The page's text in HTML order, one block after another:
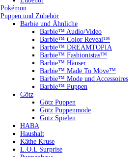
Pokémon
Puppen und Zubehör
Barbie und Ähnliche
Barbie™ Audio/Video
Barbie™ Color Reveal™
Barbie™ DREAMTOPIA
Barbie™ Fashionistas™
Barbie™ Häuser
Barbie™ Made To Move™
Barbie™ Mode und Accessoires
Barbie™ Puppen
Götz
Götz Puppen
Götz Puppenmode
Götz Spielen
HABA
Haushalt
Käthe Kruse
L.O.L Surprise